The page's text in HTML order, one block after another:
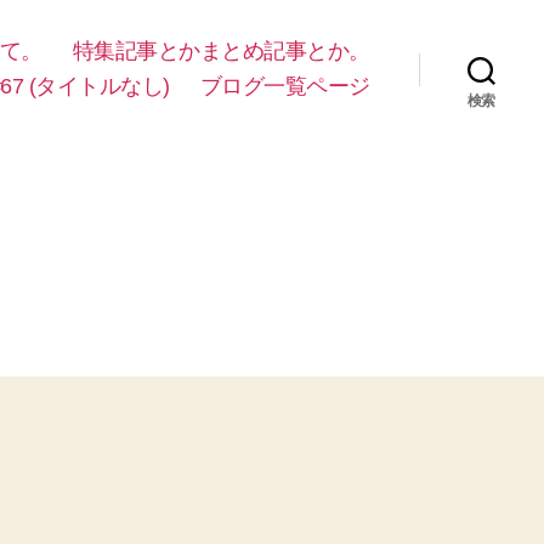
。
特集記事とかまとめ記事とか。
(タイトルなし)
ブログ一覧ページ
検索